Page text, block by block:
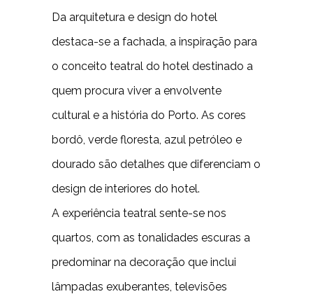
Da arquitetura e design do hotel
destaca-se a fachada, a inspiração para
o conceito teatral do hotel destinado a
quem procura viver a envolvente
cultural e a história do Porto. As cores
bordô, verde floresta, azul petróleo e
dourado são detalhes que diferenciam o
design de interiores do hotel.
A experiência teatral sente-se nos
quartos, com as tonalidades escuras a
predominar na decoração que inclui
lâmpadas exuberantes, televisões